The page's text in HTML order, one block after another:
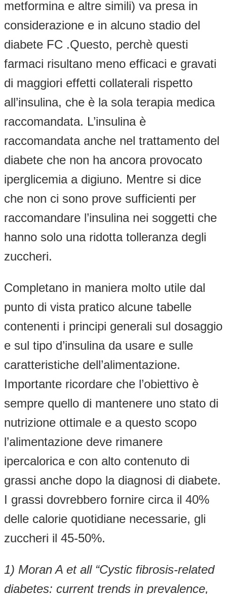
metformina e altre simili) va presa in
considerazione e in alcuno stadio del
diabete FC .Questo, perchè questi
farmaci risultano meno efficaci e gravati
di maggiori effetti collaterali rispetto
all’insulina, che è la sola terapia medica
raccomandata. L’insulina è
raccomandata anche nel trattamento del
diabete che non ha ancora provocato
iperglicemia a digiuno. Mentre si dice
che non ci sono prove sufficienti per
raccomandare l’insulina nei soggetti che
hanno solo una ridotta tolleranza degli
zuccheri.
Completano in maniera molto utile dal
punto di vista pratico alcune tabelle
contenenti i principi generali sul dosaggio
e sul tipo d’insulina da usare e sulle
caratteristiche dell’alimentazione.
Importante ricordare che l’obiettivo è
sempre quello di mantenere uno stato di
nutrizione ottimale e a questo scopo
l’alimentazione deve rimanere
ipercalorica e con alto contenuto di
grassi anche dopo la diagnosi di diabete.
I grassi dovrebbero fornire circa il 40%
delle calorie quotidiane necessarie, gli
zuccheri il 45-50%.
1) Moran A et all “Cystic fibrosis-related
diabetes: current trends in prevalence,